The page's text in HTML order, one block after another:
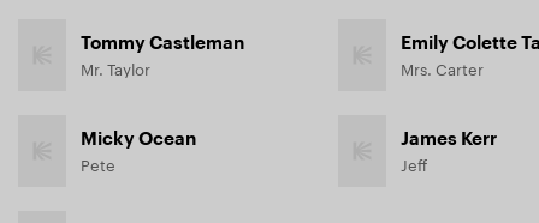
Tommy Castleman
Mr. Taylor
Micky Ocean
Pete
Emily Colette
Mrs. Carter
James Kerr
Jeff